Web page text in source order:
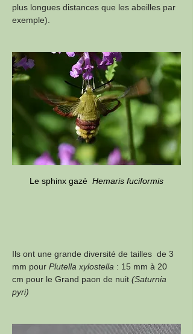
plus longues distances que les abeilles par
exemple).
Le sphinx gazé Hemaris fuciformis
Ils ont une grande diversité de tailles  de 3
mm pour Plutella xylostella : 15 mm à 20
cm pour le Grand paon de nuit (Saturnia
pyri)